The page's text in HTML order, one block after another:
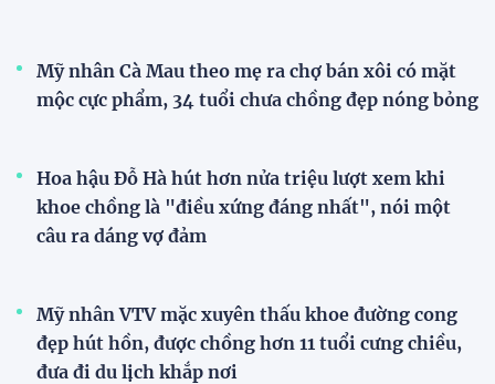
Mỹ nhân Cà Mau theo mẹ ra chợ bán xôi có mặt
mộc cực phẩm, 34 tuổi chưa chồng đẹp nóng bỏng
Hoa hậu Đỗ Hà hút hơn nửa triệu lượt xem khi
khoe chồng là "điều xứng đáng nhất", nói một
câu ra dáng vợ đảm
Mỹ nhân VTV mặc xuyên thấu khoe đường cong
đẹp hút hồn, được chồng hơn 11 tuổi cưng chiều,
đưa đi du lịch khắp nơi